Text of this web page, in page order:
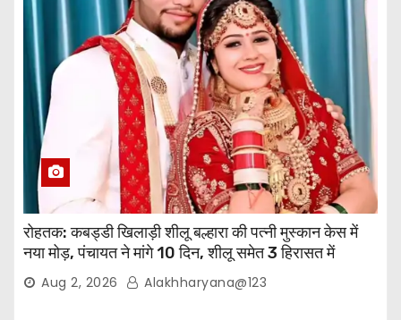
रोहतक: कबड्डी खिलाड़ी शीलू बल्हारा की पत्नी मुस्कान केस में
नया मोड़, पंचायत ने मांगे 10 दिन, शीलू समेत 3 हिरासत में
Aug 2, 2026 Alakhharyana@123